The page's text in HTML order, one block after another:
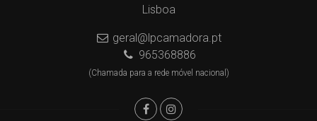
Lisboa
geral@lpcamadora.pt
965368886
(Chamada para a rede móvel nacional)